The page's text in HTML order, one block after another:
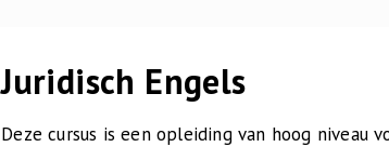
Juridisch Engels
Deze cursus is een opleiding van hoog niveau